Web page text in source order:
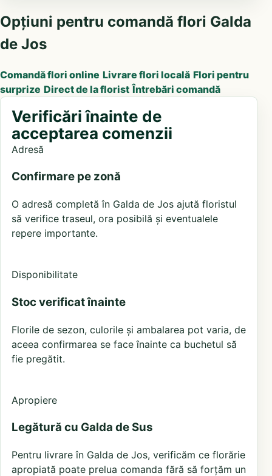
Opțiuni pentru comandă flori Galda
de Jos
Comandă flori online Livrare flori locală Flori pentru
surprize Direct de la florist Întrebări comandă
Verificări înainte de
acceptarea comenzii
Adresă
Confirmare pe zonă
O adresă completă în Galda de Jos ajută floristul
să verifice traseul, ora posibilă și eventualele
repere importante.
Disponibilitate
Stoc verificat înainte
Florile de sezon, culorile și ambalarea pot varia, de
aceea confirmarea se face înainte ca buchetul să
fie pregătit.
Apropiere
Legătură cu Galda de Sus
Pentru livrare în Galda de Jos, verificăm ce florărie
apropiată poate prelua comanda fără să forțăm un